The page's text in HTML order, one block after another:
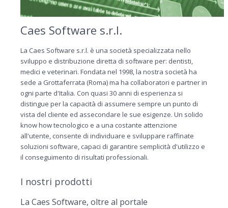
Caes Software s.r.l.
La Caes Software s.r.l. è una società specializzata nello
sviluppo e distribuzione diretta di software per: dentisti,
medici e veterinari. Fondata nel 1998, la nostra società ha
sede a Grottaferrata (Roma) ma ha collaboratori e partner in
ogni parte d'Italia. Con quasi 30 anni di esperienza si
distingue per la capacità di assumere sempre un punto di
vista del cliente ed assecondare le sue esigenze. Un solido
know how tecnologico e a una costante attenzione
all'utente, consente di individuare e sviluppare raffinate
soluzioni software, capaci di garantire semplicità d'utilizzo e
il conseguimento di risultati professionali.
I nostri prodotti
La Caes Software, oltre al portale